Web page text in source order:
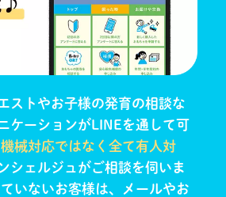
ストやお子様の発育の相談な
ケーションがLINEを通して可
械対応ではなく全て有人対
シェルジュがご相談を伺いま
いないお客様は、メールやお